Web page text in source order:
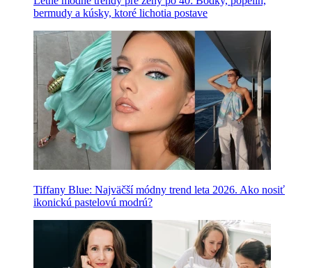
bermudy a kúsky, ktoré lichotia postave
Tiffany Blue: Najväčší módny trend leta 2026. Ako nosiť
ikonickú pastelovú modrú?